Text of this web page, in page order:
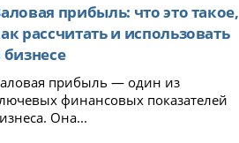
прибыль: что это такое,
рассчитать и использовать
бизнесе
прибыль — один из
финансовых показателей
Она...